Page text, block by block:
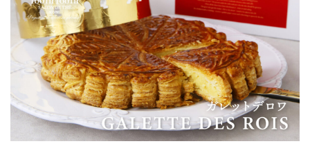
CLOSE